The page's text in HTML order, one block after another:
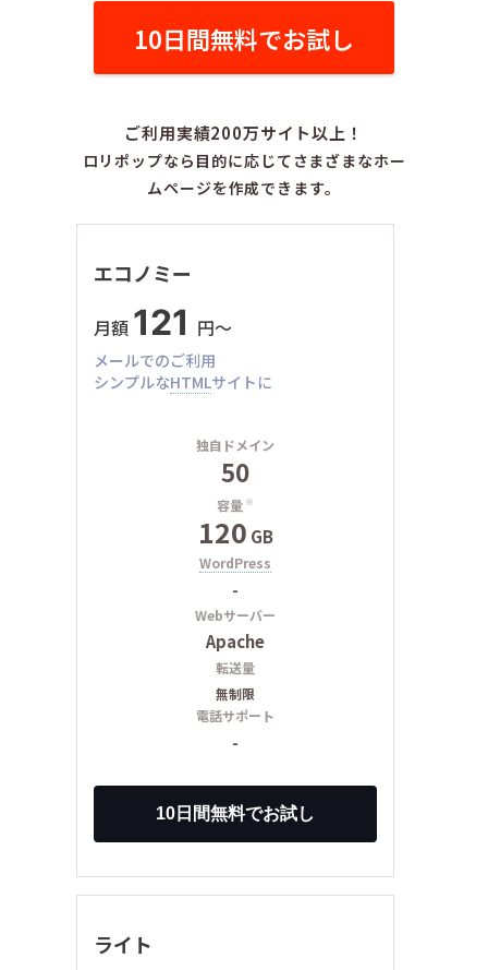
10日間無料でお試し
ご利用実績200万サイト以上！
ロリポップなら目的に応じてさまざまなホー
ムページを作成できます。
エコノミー
月額 121 円〜
メールでのご利用
シンプルなHTMLサイトに
独自ドメイン
50
容量 ※
120 GB
WordPress
-
Webサーバー
Apache
転送量
無制限
電話サポート
-
ライト